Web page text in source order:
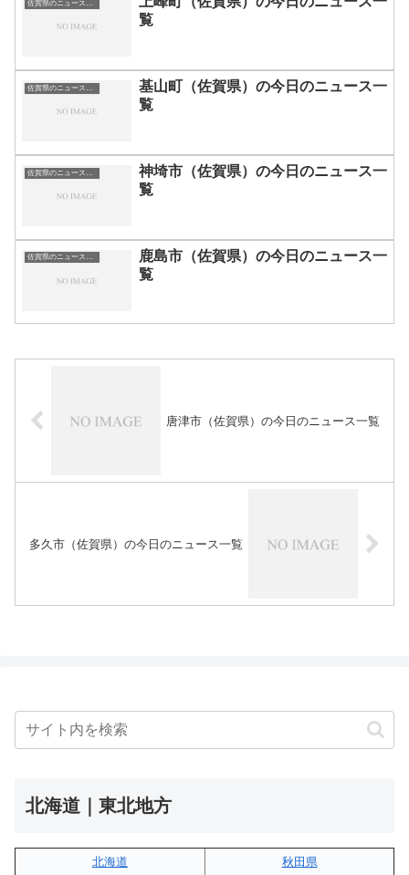
覧
基山町（佐賀県）の今日のニュース一
覧
神埼市（佐賀県）の今日のニュース一
覧
佐賀県のニュース一覧
鹿島市（佐賀県）の今日のニュース一
覧
唐津市（佐賀県）の今日のニュース一覧
多久市（佐賀県）の今日のニュース一覧
北海道｜東北地方
北海道
秋田県